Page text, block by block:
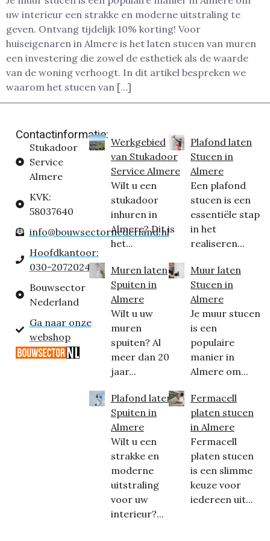
uw interieur een strakke en moderne uitstraling te
geven. Ontvang tijdelijk 10% korting! Voor
huiseigenaren in Almere is het laten stucen van muren
een investering die zowel de esthetiek als de waarde
van de woning verhoogt. In dit artikel bespreken we
waarom het stucen van […]
Contactinformatie:
Stukadoor
Service
Almere
KVK:
58037640
info@bouwsectornederland.nl
Hoofdkantoor:
030-2072024
Bouwsector
Nederland
Ga naar onze
webshop
Werkgebied
van Stukadoor
Service Almere
Wilt u een
stukadoor
inhuren in
Almere? Dit is
het...
Muren laten
Spuiten in
Almere
Wilt u uw
muren
spuiten? Al
meer dan 20
jaar...
Plafond laten
Spuiten in
Almere
Wilt u een
strakke en
moderne
uitstraling
voor uw
interieur?...
Plafond laten
Stucen in
Almere
Een plafond
stucen is een
essentiële stap
in het
realiseren...
Muur laten
Stucen in
Almere
Je muur stucen
is een
populaire
manier in
Almere om...
Fermacell
platen stucen
in Almere
Fermacell
platen stucen
is een slimme
keuze voor
iedereen uit...